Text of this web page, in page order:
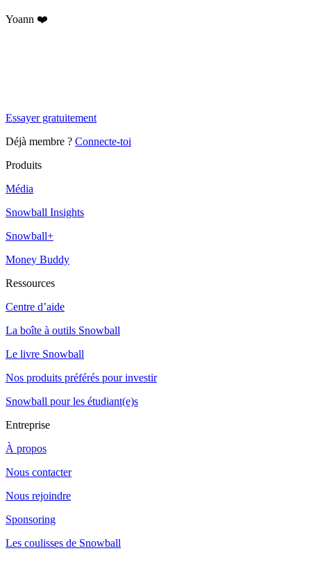
Yoann ❤️
Essayer gratuitement
Déjà membre ? Connecte-toi
Produits
Média
Snowball Insights
Snowball+
Money Buddy
Ressources
Centre d’aide
La boîte à outils Snowball
Le livre Snowball
Nos produits préférés pour investir
Snowball pour les étudiant(e)s
Entreprise
À propos
Nous contacter
Nous rejoindre
Sponsoring
Les coulisses de Snowball